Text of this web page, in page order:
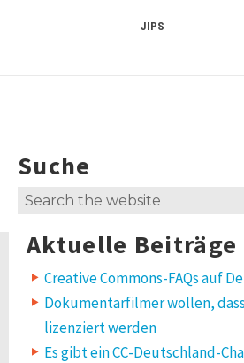
JIPS
Suche
Search
Aktuelle Beiträge
Creative Commons-FAQs auf
Dokumentarfilmer wollen,
lizenziert werden
Es gibt ein CC-Deutschland-